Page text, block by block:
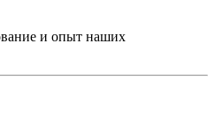
и опыт наших